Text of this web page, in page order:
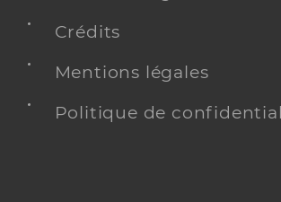
Crédits
Mentions légales
Politique de